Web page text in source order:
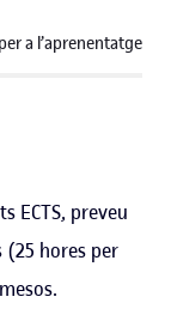
a l’aprenentatge
ECTS, preveu
(25 hores per